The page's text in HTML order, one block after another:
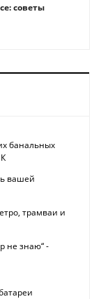
советы
банальных
вашей
трамваи и
не знаю“ -